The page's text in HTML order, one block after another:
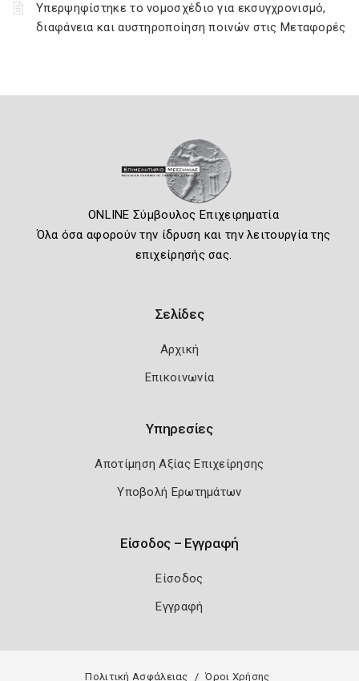
Υπερψηφίστηκε το νομοσχέδιο για εκσυγχρονισμό,
διαφάνεια και αυστηροποίηση ποινών στις Μεταφορές
ONLINE Σύμβουλος Επιχειρηματία
Όλα όσα αφορούν την ίδρυση και την λειτουργία της
επιχείρησής σας.
Σελίδες
Αρχική
Επικοινωνία
Υπηρεσίες
Αποτίμηση Αξίας Επιχείρησης
Υποβολή Ερωτημάτων
Είσοδος – Εγγραφή
Είσοδος
Εγγραφή
Πολιτική Ασφάλειας Όροι Χρήσης